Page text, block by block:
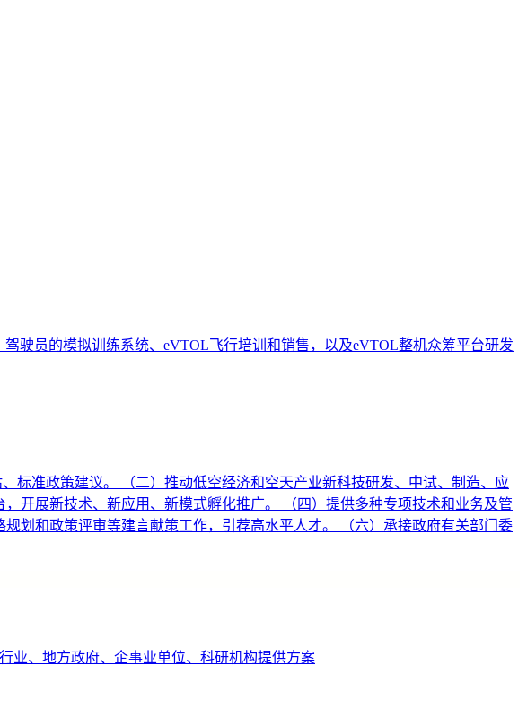
驶员的模拟训练系统、eVTOL飞行培训和销售，以及eVTOL整机众筹平台研发
标准政策建议。 （二）推动低空经济和空天产业新科技研发、中试、制造、应
开展新技术、新应用、新模式孵化推广。 （四）提供多种专项技术和业务及管
划和政策评审等建言献策工作，引荐高水平人才。 （六）承接政府有关部门委
业、地方政府、企事业单位、科研机构提供方案